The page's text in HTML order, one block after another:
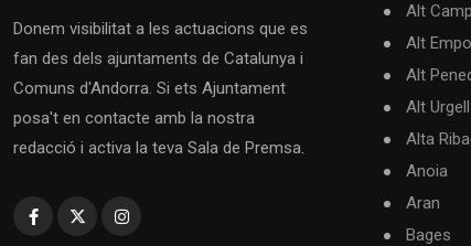
Donem visibilitat a les actuacions que es
fan des dels ajuntaments de Catalunya i
Comuns d'Andorra. Si ets Ajuntament
posa't en contacte amb la nostra
redacció i activa la teva Sala de Premsa.
Alt Camp
Alt
Alt
Alt Urgell
Alta
Anoia
Aran
Bages